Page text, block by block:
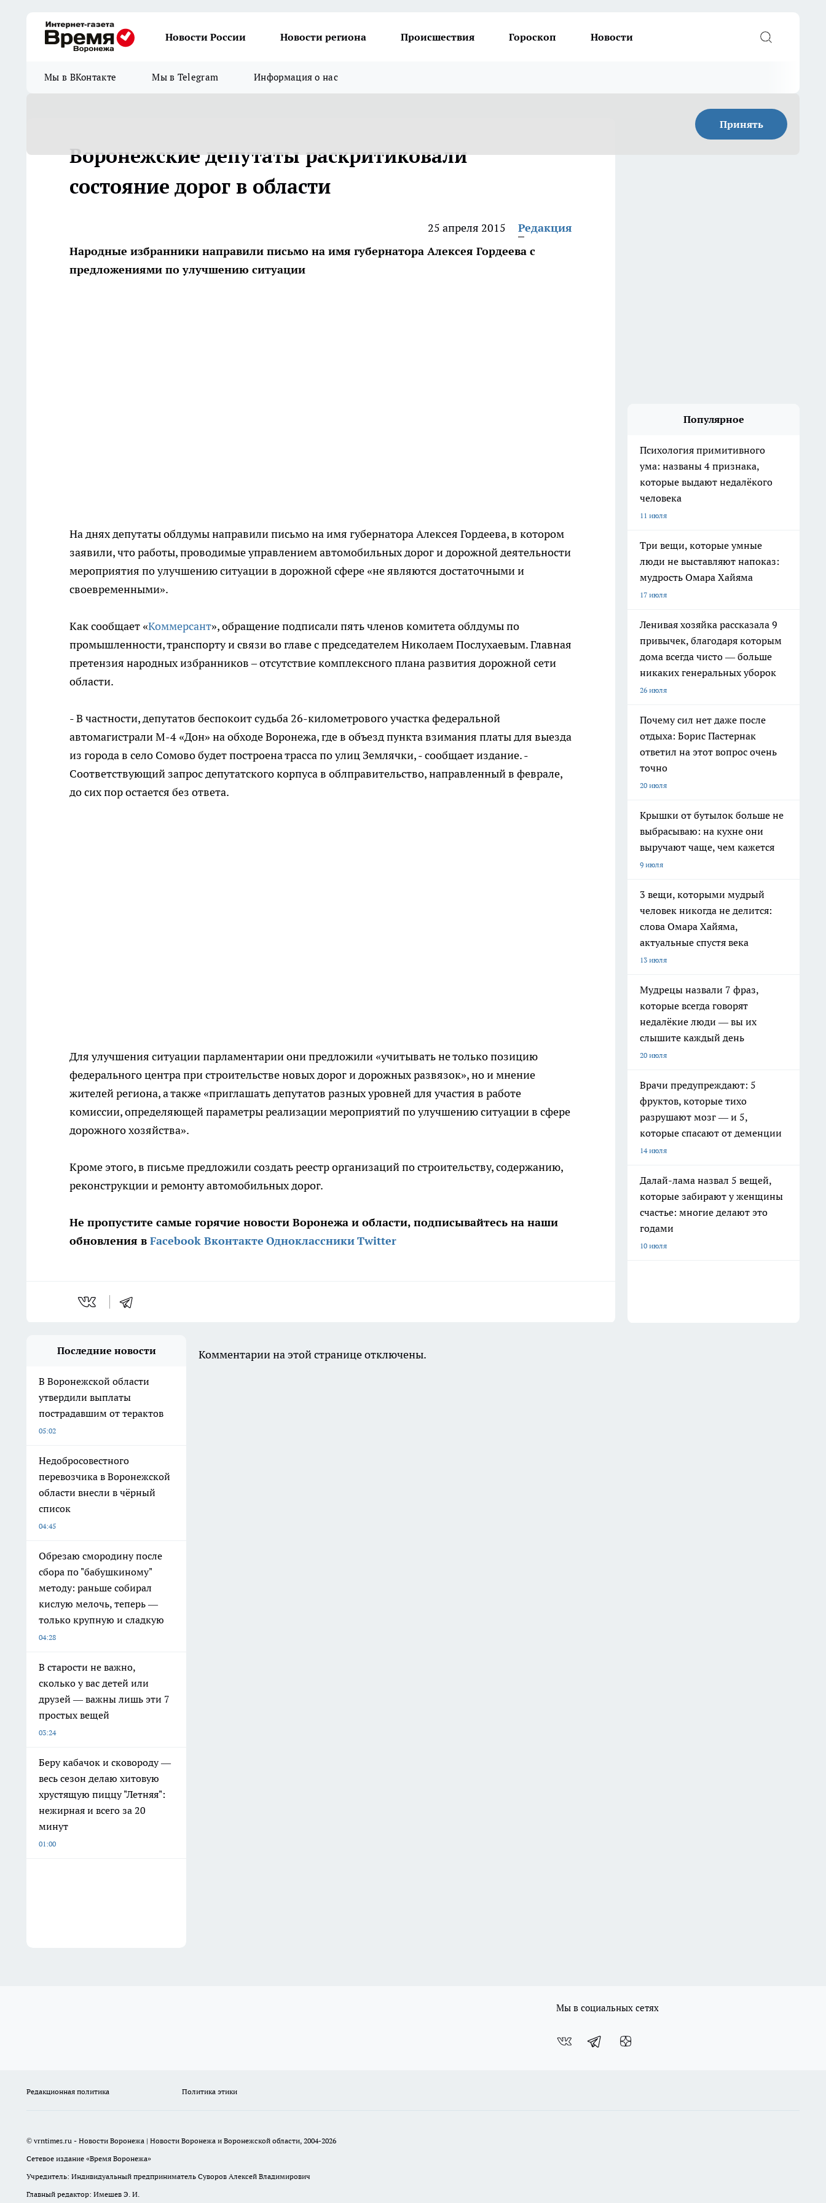
Новости России Новости региона Происшествия Гороскоп Новости
Мы в ВКонтакте Мы в Telegram Информация о нас
Принять
Воронежские депутаты раскритиковали
состояние дорог в области
25 апреля 2015
Редакция
Народные избранники направили письмо на имя губернатора Алексея Гордеева с
предложениями по улучшению ситуации
На днях депутаты облдумы направили письмо на имя губернатора Алексея Гордеева, в котором
заявили, что работы, проводимые управлением автомобильных дорог и дорожной деятельности
мероприятия по улучшению ситуации в дорожной сфере «не являются достаточными и
своевременными».
Как сообщает «Коммерсант», обращение подписали пять членов комитета облдумы по
промышленности, транспорту и связи во главе с председателем Николаем Послухаевым. Главная
претензия народных избранников – отсутствие комплексного плана развития дорожной сети
области.
- В частности, депутатов беспокоит судьба 26-километрового участка федеральной
автомагистрали М-4 «Дон» на обходе Воронежа, где в объезд пункта взимания платы для выезда
из города в село Сомово будет построена трасса по улиц Землячки, - сообщает издание. -
Соответствующий запрос депутатского корпуса в облправительство, направленный в феврале,
до сих пор остается без ответа.
Для улучшения ситуации парламентарии они предложили «учитывать не только позицию
федерального центра при строительстве новых дорог и дорожных развязок», но и мнение
жителей региона, а также «приглашать депутатов разных уровней для участия в работе
комиссии, определяющей параметры реализации мероприятий по улучшению ситуации в сфере
дорожного хозяйства».
Кроме этого, в письме предложили создать реестр организаций по строительству, содержанию,
реконструкции и ремонту автомобильных дорог.
Не пропустите самые горячие новости Воронежа и области, подписывайтесь на наши
обновления в Facebook Вконтакте ОдноклассникиTwitter
Популярное
Психология примитивного
ума: названы 4 признака,
которые выдают недалёкого
человека
11 июля
Три вещи, которые умные
люди не выставляют напоказ:
мудрость Омара Хайяма
17 июля
Ленивая хозяйка рассказала 9
привычек, благодаря которым
дома всегда чисто — больше
никаких генеральных уборок
26 июля
Почему сил нет даже после
отдыха: Борис Пастернак
ответил на этот вопрос очень
точно
20 июля
Крышки от бутылок больше не
выбрасываю: на кухне они
выручают чаще, чем кажется
9 июля
3 вещи, которыми мудрый
человек никогда не делится:
слова Омара Хайяма,
актуальные спустя века
13 июля
Мудрецы назвали 7 фраз,
которые всегда говорят
недалёкие люди — вы их
слышите каждый день
20 июля
Врачи предупреждают: 5
фруктов, которые тихо
разрушают мозг — и 5,
которые спасают от деменции
14 июля
Далай-лама назвал 5 вещей,
которые забирают у женщины
счастье: многие делают это
годами
10 июля
Последние новости
В Воронежской области
утвердили выплаты
пострадавшим от терактов
05:02
Недобросовестного
перевозчика в Воронежской
области внесли в чёрный
список
04:45
Обрезаю смородину после
сбора по "бабушкиному"
методу: раньше собирал
кислую мелочь, теперь —
только крупную и сладкую
04:28
В старости не важно,
сколько у вас детей или
друзей — важны лишь эти 7
простых вещей
03:24
Беру кабачок и сковороду —
весь сезон делаю хитовую
хрустящую пиццу "Летняя":
нежирная и всего за 20
минут
01:00
Комментарии на этой странице отключены.
Мы в социальных сетях
Редакционная политика Политика этики
© vrntimes.ru - Новости Воронежа | Новости Воронежа и Воронежской области, 2004-2026
Сетевое издание «Время Воронежа»
Учредитель: Индивидуальный предприниматель Суворов Алексей Владимирович
Главный редактор: Имешев Э. И.